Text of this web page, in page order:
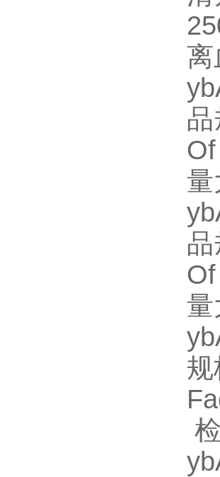
离